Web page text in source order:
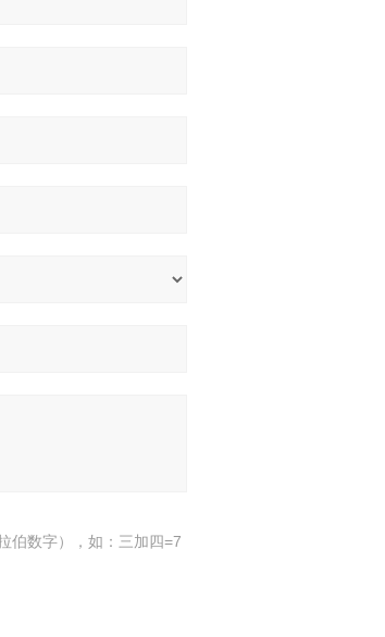
伯数字），如：三加四=7